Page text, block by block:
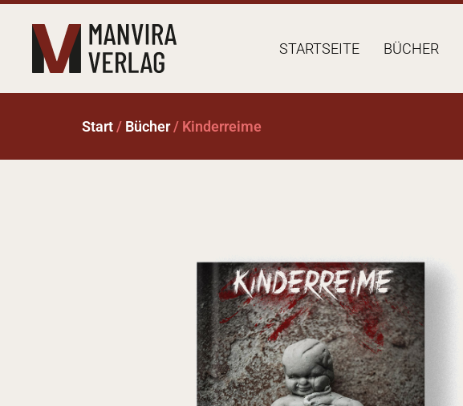
STARTSEITE BÜCHER
Start / Bücher/ Kinderreime